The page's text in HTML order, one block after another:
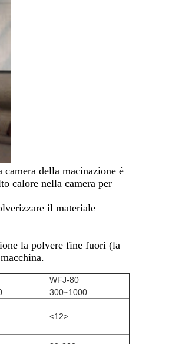
della macinazione è
calore nella camera per
il materiale
la polvere fine fuori (la
WFJ-80
300~1000
<12>